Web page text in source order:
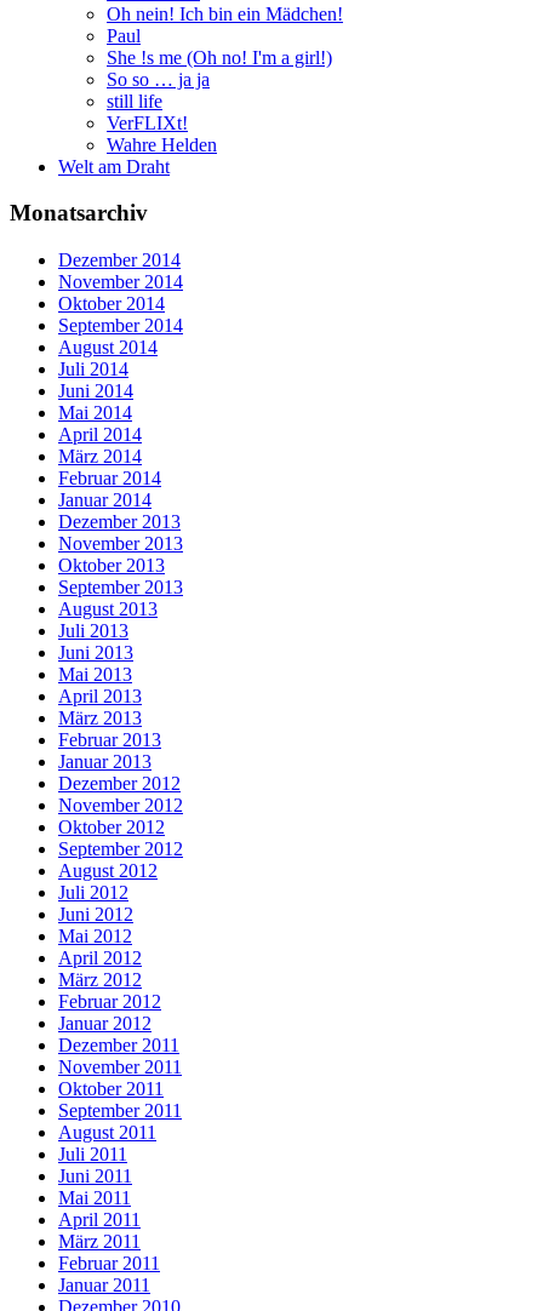
Oh nein! Ich bin ein Mädchen!
Paul
She !s me (Oh no! I'm a girl!)
So so … ja ja
still life
VerFLIXt!
Wahre Helden
Welt am Draht
Monatsarchiv
Dezember 2014
November 2014
Oktober 2014
September 2014
August 2014
Juli 2014
Juni 2014
Mai 2014
April 2014
März 2014
Februar 2014
Januar 2014
Dezember 2013
November 2013
Oktober 2013
September 2013
August 2013
Juli 2013
Juni 2013
Mai 2013
April 2013
März 2013
Februar 2013
Januar 2013
Dezember 2012
November 2012
Oktober 2012
September 2012
August 2012
Juli 2012
Juni 2012
Mai 2012
April 2012
März 2012
Februar 2012
Januar 2012
Dezember 2011
November 2011
Oktober 2011
September 2011
August 2011
Juli 2011
Juni 2011
Mai 2011
April 2011
März 2011
Februar 2011
Januar 2011